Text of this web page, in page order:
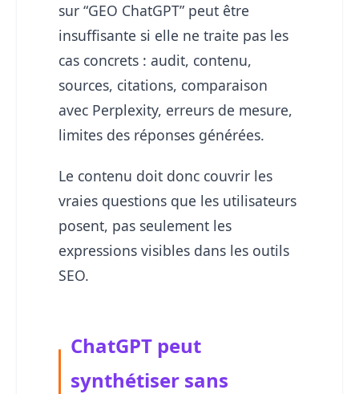
sur “GEO ChatGPT” peut être
insuffisante si elle ne traite pas les
cas concrets : audit, contenu,
sources, citations, comparaison
avec Perplexity, erreurs de mesure,
limites des réponses générées.
Le contenu doit donc couvrir les
vraies questions que les utilisateurs
posent, pas seulement les
expressions visibles dans les outils
SEO.
ChatGPT peut
synthétiser sans